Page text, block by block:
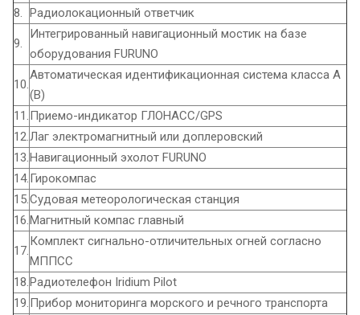
8. Радиолокационный ответчик
9.
Интегрированный навигационный мостик на базе
оборудования FURUNO
10.
Автоматическая идентификационная система класса А
(В)
11.Приемо-индикатор ГЛОНАСС/GPS
12.Лаг электромагнитный или доплеровский
13.Навигационный эхолот FURUNO
14.Гирокомпас
15.Cудовая метеорологическая станция
16.Магнитный компас главный
17.
Комплект сигнально-отличительных огней согласно
МППСС
18.Радиотелефон Iridium Pilot
19.Прибор мониторинга морского и речного транспорта